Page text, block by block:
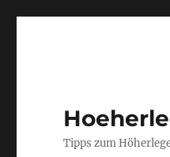
Tipps zum